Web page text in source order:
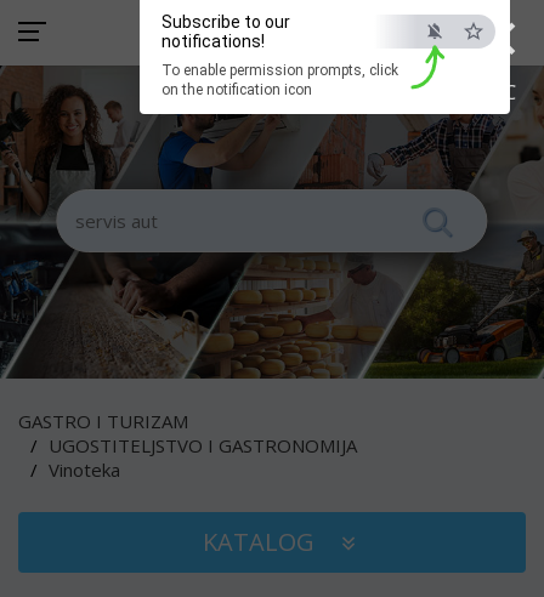
×
ESC
Subscribe to our
notifications!
To enable permission prompts, click
on the notification icon
GASTRO I TURIZAM
UGOSTITELJSTVO I GASTRONOMIJA
Vinoteka
KATALOG